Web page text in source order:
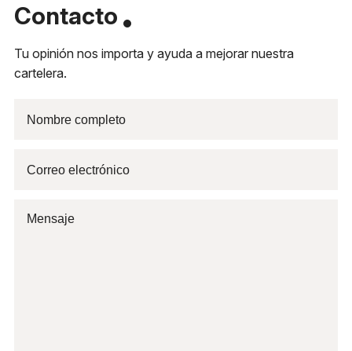
Contacto
Tu opinión nos importa y ayuda a mejorar nuestra
cartelera.